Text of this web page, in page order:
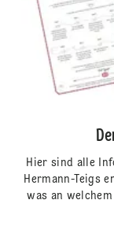
Hier sind alle
Hermann-Teigs
was an welchem